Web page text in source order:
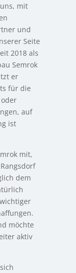
mit
und
Seite
2018 als
Semrok
er
für die
auf
ist
mit,
dem
möchte
aktiv